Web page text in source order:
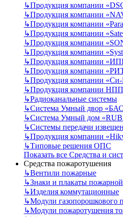
↳Продукция компании
↳Продукция компании
↳Продукция компании
↳Продукция компании
↳Продукция компании
↳Продукция компании
↳Продукция компании
↳Продукция компании
↳Продукция компании
↳Продукция компании НПП
↳Радиоканальные системы
↳Система Умный двор
↳Система Умный дом
↳Системы передачи
↳Продукция компании
↳Типовые решения ОПС
Показать все Средства и
Средства пожаротушения
↳Вентили пожарные
↳Знаки и плакаты
↳Изделия коммутационные
↳Модули газопорошкового
↳Модули пожаротушения